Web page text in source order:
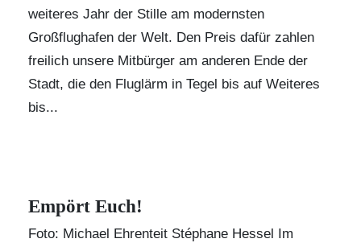
weiteres Jahr der Stille am modernsten
Großflughafen der Welt. Den Preis dafür zahlen
freilich unsere Mitbürger am anderen Ende der
Stadt, die den Fluglärm in Tegel bis auf Weiteres
bis...
Empört Euch!
Foto: Michael Ehrenteit Stéphane Hessel Im